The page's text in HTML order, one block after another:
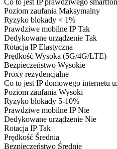
Co to jestIP prawdziwego
Poziom zaufania Maksymalny
Ryzyko blokady < 1%
Prawdziwe mobilne IPTak
Dedykowane urządzenie Tak
Rotacja IPElastyczna
Prędkość Wysoka (5G/4G/LTE)
Bezpieczeństwo Wysokie
Proxy rezydencjalne
Co to jestIP domowego internetu
Poziom zaufania Wysoki
Ryzyko blokady 5-10%
Prawdziwe mobilne IPNie
Dedykowane urządzenie Nie
Rotacja IPTak
Prędkość Średnia
Bezpieczeństwo Średnie